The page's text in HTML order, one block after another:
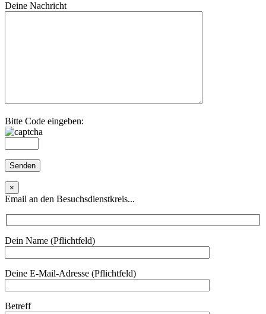
Deine Nachricht
Bitte Code eingeben:
×
Email an den Besuchsdienstkreis...
Dein Name (Pflichtfeld)
Deine E-Mail-Adresse (Pflichtfeld)
Betreff